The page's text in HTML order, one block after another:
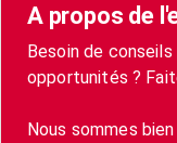
A propos de
Besoin de
opportunités ?
Nous sommes bien